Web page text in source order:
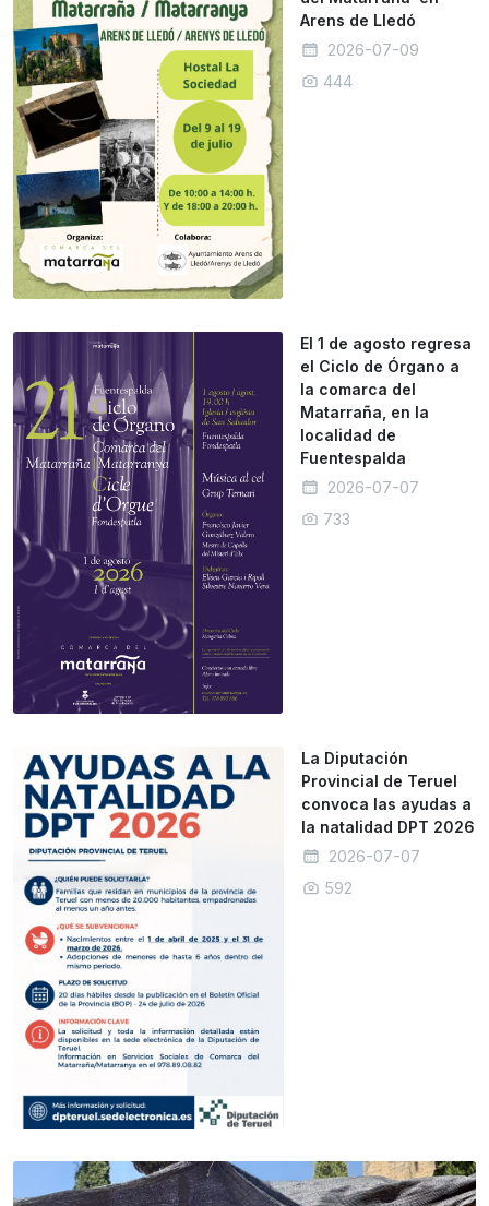
Arens de Lledó
2026-07-09
444
El 1 de agosto regresa
el Ciclo de Órgano a
la comarca del
Matarraña, en la
localidad de
Fuentespalda
2026-07-07
733
La Diputación
Provincial de Teruel
convoca las ayudas a
la natalidad DPT 2026
2026-07-07
592